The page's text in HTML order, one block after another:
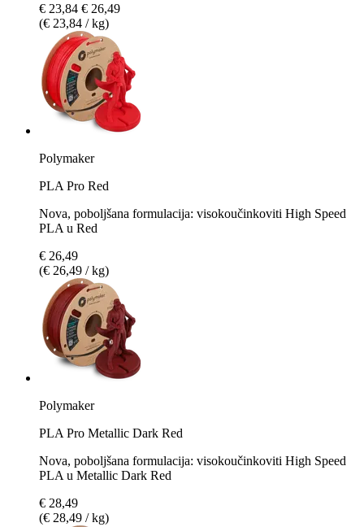
€ 23,84 € 26,49
(€ 23,84 / kg)
Polymaker
PLA Pro Red
Nova, poboljšana formulacija: visokoučinkoviti High Speed
PLA u Red
€ 26,49
(€ 26,49 / kg)
Polymaker
PLA Pro Metallic Dark Red
Nova, poboljšana formulacija: visokoučinkoviti High Speed
PLA u Metallic Dark Red
€ 28,49
(€ 28,49 / kg)